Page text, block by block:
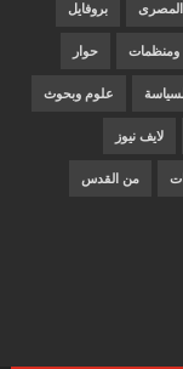
المصرى بروفايل
ومنظمات حوار
علوم وبحوث
لايف نيوز
من القدس